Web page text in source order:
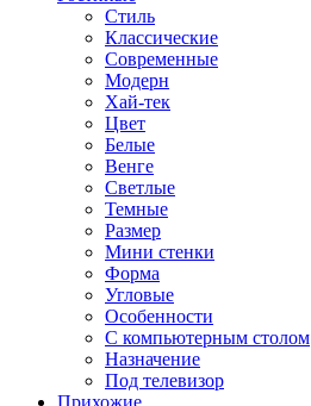
Стиль
Классические
Современные
Модерн
Хай-тек
Цвет
Белые
Венге
Светлые
Темные
Размер
Мини стенки
Форма
Угловые
Особенности
С компьютерным столом
Назначение
Под телевизор
Прихожие